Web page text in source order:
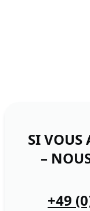
SI VOUS
–
+49